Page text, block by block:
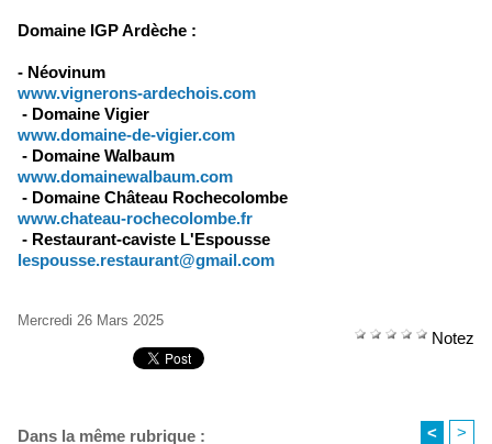
Domaine IGP Ardèche :
- Néovinum
www.vignerons-ardechois.com
- Domaine Vigier
www.domaine-de-vigier.com
- Domaine Walbaum
www.domainewalbaum.com
- Domaine Château Rochecolombe
www.chateau-rochecolombe.fr
- Restaurant-caviste L'Espousse
lespousse.restaurant@gmail.com
Mercredi 26 Mars 2025
Notez
Dans la même rubrique : < >